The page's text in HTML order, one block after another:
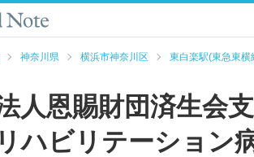
神奈川県 横浜市神奈川区 東白楽駅(東急東横
人恩賜財団済生会
ハビリテーション